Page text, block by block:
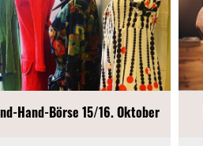
Hand-Börse 15/16. Oktober